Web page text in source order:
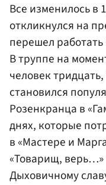
Все изменилось в
откликнулся на
перешел работать
В труппе на
человек
становился
Розенкранца в
днях, которые
в «Мастере и
«Товарищ,
Дыховичному